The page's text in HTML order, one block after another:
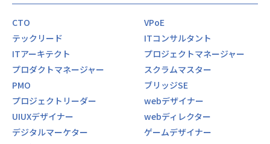
CTO
VPoE
テックリード
ITコンサルタント
ITアーキテクト
プロジェクトマネージャー
プロダクトマネージャー
スクラムマスター
PMO
ブリッジSE
プロジェクトリーダー
webデザイナー
UIUXデザイナー
webディレクター
デジタルマーケター
ゲームデザイナー